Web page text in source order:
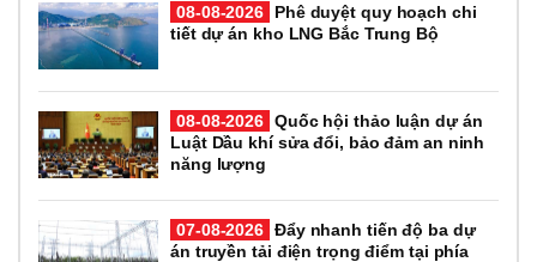
08-08-2026
Phê duyệt quy hoạch chi
tiết dự án kho LNG Bắc Trung Bộ
08-08-2026 Quốc hội thảo luận dự án
Luật Dầu khí sửa đổi, bảo đảm an ninh
năng lượng
07-08-2026 Đẩy nhanh tiến độ ba dự
án truyền tải điện trọng điểm tại phía